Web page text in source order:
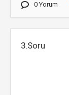
0 Yorum
3.Soru